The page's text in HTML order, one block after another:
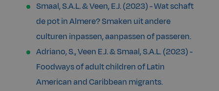
Smaal, S.A.L. & Veen, E.J. (2023) - Wat schaft
de pot in Almere? Smaken uit andere
culturen inpassen, aanpassen of passeren.
Adriano, S., Veen E.J. & Smaal, S.A.L. (2023) -
Foodways of adult children of Latin
American and Caribbean migrants.